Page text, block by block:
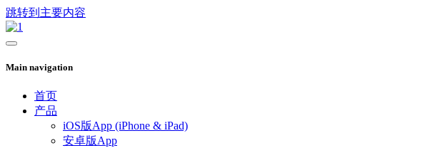
跳转到主要内容
Main navigation
首页
产品
iOS版App (iPhone & iPad)
安卓版App